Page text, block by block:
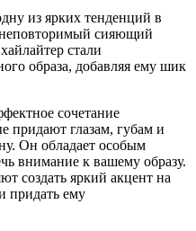
из ярких тенденций в
неповторимый сияющий
стали
образа, добавляя ему шик
сочетание
придают глазам, губам и
Он обладает особым
внимание к вашему образу.
создать яркий акцент на
придать ему